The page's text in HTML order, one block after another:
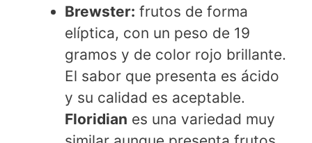
Brewster: frutos de forma
elíptica, con un peso de 19
gramos y de color rojo brillante.
El sabor que presenta es ácido
y su calidad es aceptable.
Floridian es una variedad muy